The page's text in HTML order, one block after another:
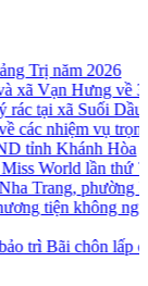
Trị năm 2026
Vạn Hưng về 3
tại xã Suối Dầu
nhiệm vụ trọng
tỉnh Khánh Hòa
World lần thứ 73
Trang, phường
tiện không
trì Bãi chôn lấp